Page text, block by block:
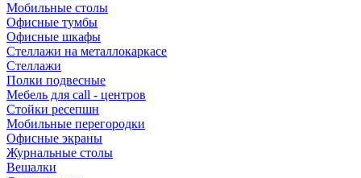
Мобильные столы
Офисные тумбы
Офисные шкафы
Стеллажи на металлокаркасе
Стеллажи
Полки подвесные
Мебель для call - центров
Стойки ресепшн
Мобильные перегородки
Офисные экраны
Журнальные столы
Вешалки